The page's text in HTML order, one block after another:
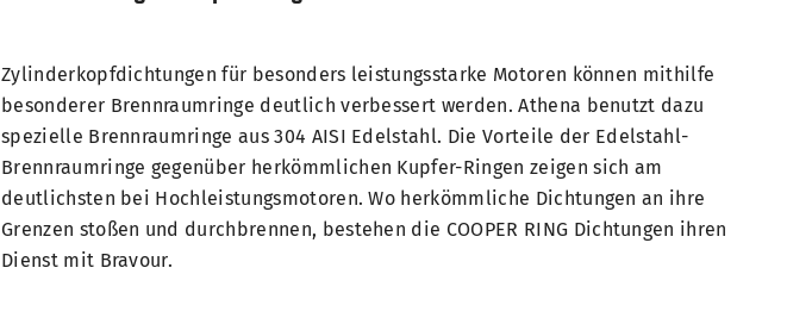
Zylinderkopfdichtungen für besonders leistungsstarke Motoren können mithilfe
besonderer Brennraumringe deutlich verbessert werden. Athena benutzt dazu
spezielle Brennraumringe aus 304 AISI Edelstahl. Die Vorteile der Edelstahl-
Brennraumringe gegenüber herkömmlichen Kupfer-Ringen zeigen sich am
deutlichsten bei Hochleistungsmotoren. Wo herkömmliche Dichtungen an ihre
Grenzen stoßen und durchbrennen, bestehen die COOPER RING Dichtungen ihren
Dienst mit Bravour.